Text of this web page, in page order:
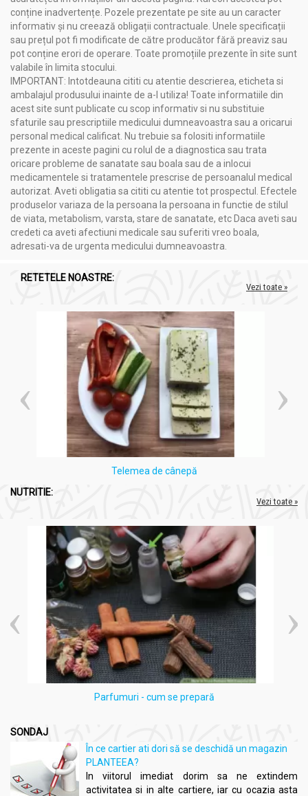
Stimulează secreția biliară și contribuie la prevenirea
calculilor biliari.
Sprijină sănătatea cardiovasculară prin echilibrarea
lipidelor în sânge.
Favorizează regenerarea celulară și îmbunătățește
sănătatea pielii.
Ajută la combaterea oboselii psihice și fizice.
Indicații:
Dificultăți de concentrare și pierderi de memorie.
Stres, anxietate, depresie și insomnii.
Afecțiuni hepatice: steatoză, hepatită virală, litiază
biliară.
Tulburări metabolice și dezechilibre lipidice.
Susținere în cazul bolii Alzheimer și Parkinson.
Afecțiuni dermatologice asociate cu metabolismul lipidic
deficitar.
Precauții, atenționări și sfaturi:
A nu se depăși doza zilnică recomandată.
Contraindicat în cazul persoanelor alergice la soia sau
alte componente ale produsului.
Femeile însărcinate sau care alăptează trebuie să
consulte un medic înainte de utilizare.
Poate interacționa cu medicamente care afectează
metabolismul hepatic.
Administrare
Pachet Lecitina forte 2x30cps - PARAPHARM
Se recomandă administrarea a 1-2 capsule de trei ori pe
zi, în timpul mesei, cu un pahar de apă sau suc de fructe.
semnificative, contribuind la menținerea unei stări
optime de sănătate.
conține inadvertențe. Pozele prezentate pe site au un caracter
informativ și nu creează obligații contractuale. Unele specificații
sau prețul pot fi modificate de către producător fără preaviz sau
pot conține erori de operare. Toate promoțiile prezente în site sunt
valabile în limita stocului.
IMPORTANT: Intotdeauna cititi cu atentie descrierea, eticheta si
ambalajul produsului inainte de a-l utiliza! Toate informatiile din
acest site sunt publicate cu scop informativ si nu substituie
sfaturile sau prescriptiile medicului dumneavoastra sau a oricarui
personal medical calificat. Nu trebuie sa folositi informatiile
prezente in aceste pagini cu rolul de a diagnostica sau trata
oricare probleme de sanatate sau boala sau de a inlocui
medicamentele si tratamentele prescrise de persoanalul medical
autorizat. Aveti obligatia sa cititi cu atentie tot prospectul. Efectele
produselor variaza de la persoana la persoana in functie de stilul
de viata, metabolism, varsta, stare de sanatate, etc Daca aveti sau
credeti ca aveti afectiuni medicale sau suferiti vreo boala,
adresati-va de urgenta medicului dumneavoastra.
RETETELE NOASTRE:
Vezi toate »
Telemea de cânepă
NUTRITIE:
Vezi toate »
Parfumuri - cum se prepară
SONDAJ
În ce cartier ati dori să se deschidă un magazin
PLANTEEA?
In viitorul imediat dorim sa ne extindem
activitatea si in alte cartiere, iar cu ocazia asta